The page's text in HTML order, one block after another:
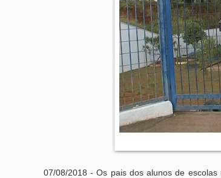
07/08/2018 - Os pais dos alunos de